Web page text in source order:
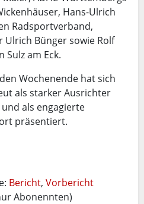
Hans-Ulrich
Radsportverband,
Bünger sowie Rolf
am Eck.
Wochenende hat sich
als starker Ausrichter
als engagierte
präsentiert.
Bericht, Vorbericht
Abonennten)